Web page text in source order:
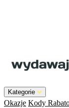
Kategorie
Okazje Kody